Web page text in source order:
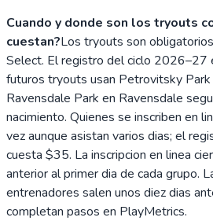
Cuando y donde son los tryouts
cuestan?Los tryouts son
Select. El registro del ciclo 2026–27
futuros tryouts usan Petrovitsky
Ravensdale Park en Ravensdale
nacimiento. Quienes se inscriben en
vez aunque asistan varios dias; el
cuesta $35. La inscripcion en linea
anterior al primer dia de cada grupo.
entrenadores salen unos diez dias
completan pasos en PlayMetrics.